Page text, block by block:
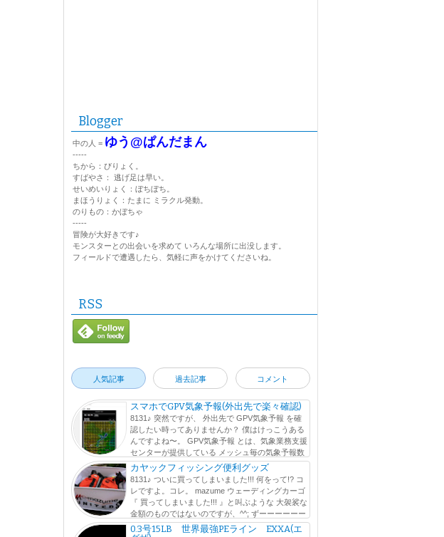
Blogger
中の人 = ゆう@ぱんだまん
-----
ちから：びりょく。
すばやさ： 逃げ足は早い。
せいめいりょく：ぼちぼち。
まほうりょく：たまに ミラクル発動。
のりもの：かぼちゃ
-----
冒険が大好きです♪
モンスターとの出会いを求めて いろんな場所に出没します。
フィールドで遭遇したら、気軽に声をかけてくださいね。
RSS
人気記事 過去記事 コメント
スマホでGPV気象予報(外出先で楽々確認)
8131♪ 突然ですが、 外出先で GPV気象予報 を確
認したい時ってありませんか？ 僕はけっこうある
んですよね〜。 GPV気象予報 とは、気象業務支援
センターが提供している メッシュ毎の気象予報数
値データを基に行われている気象予報のことなのですが、 ウェブ
サ...
カヤックフィッシング便利グッズ
8131♪ ついに買ってしまいました!!! 何をって!? コ
レですよ。コレ。 mazume ウェーディングカーゴ
『 買ってしまいました!!! 』と叫ぶような 大袈裟な
金額のものではないのですが、^^; ずーーーーーー
っと前から、欲しかったアイテムをよ...
0.3号15LB 世界最強PEライン EXXA(エ